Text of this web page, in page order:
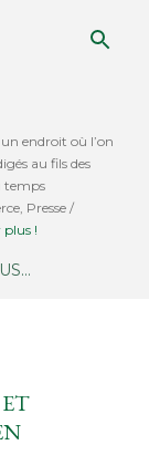
endroit où l’on
au fils des
temps
Presse /
plus !